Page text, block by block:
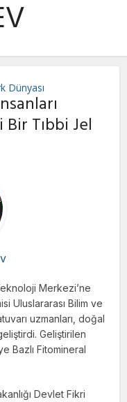
Dünyası
Tıbbi Jel
Merkezi’ne
Uluslararası Bilim ve
uzmanları, doğal
Geliştirilen
Bazlı Fitomineral
Devlet Fikri